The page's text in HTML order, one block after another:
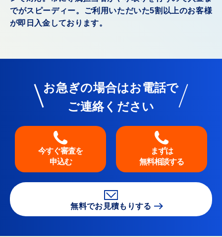
でがスピーディー。 ご利用いただいた5割以上のお客様
が即日入金しております。
お急ぎの場合はお電話で
ご連絡ください
今すぐ審査を
申込む
まずは
無料相談する
無料でお見積もりする